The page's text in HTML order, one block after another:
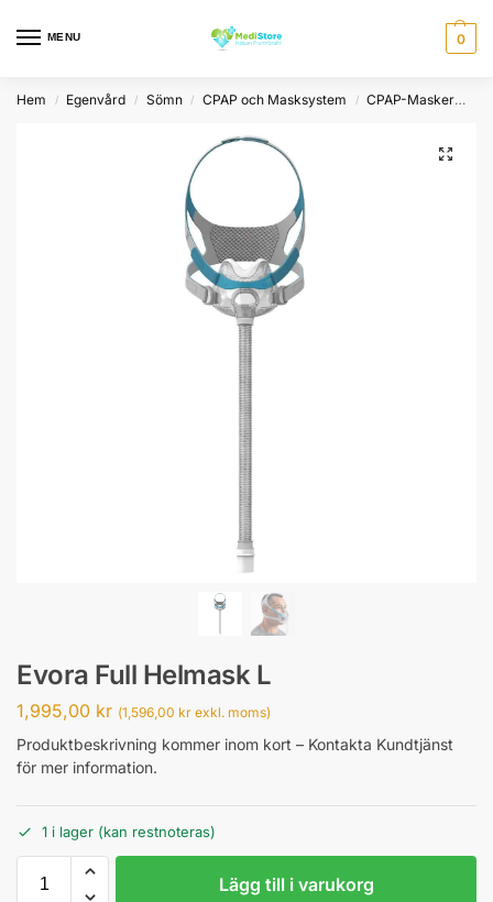
MENU 0
Hem / Egenvård / Sömn / CPAP och Masksystem / CPAP-Masker
Evora Full Helmask L
1,995,00 kr (1,596,00 kr exkl. moms)
Produktbeskrivning kommer inom kort – Kontakta Kundtjänst
för mer information.
1 i lager (kan restnoteras)
Lägg till i varukorg